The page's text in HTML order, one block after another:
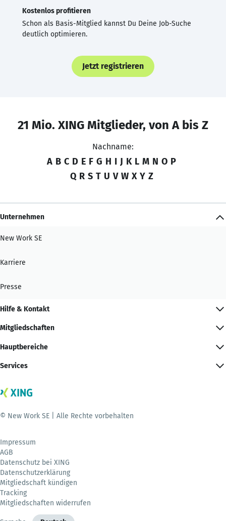
Kostenlos profitieren
Schon als Basis-Mitglied kannst Du Deine Job-Suche
deutlich optimieren.
Jetzt registrieren
21 Mio. XING Mitglieder, von A bis Z
Nachname:
A B C D E F G H I J K L M N O P
Q R S T U V W X Y Z
Unternehmen
New Work SE
Karriere
Presse
Hilfe & Kontakt
Mitgliedschaften
Hauptbereiche
Services
© New Work SE | Alle Rechte vorbehalten
Impressum
AGB
Datenschutz bei XING
Datenschutzerklärung
Mitgliedschaft kündigen
Tracking
Mitgliedschaften widerrufen